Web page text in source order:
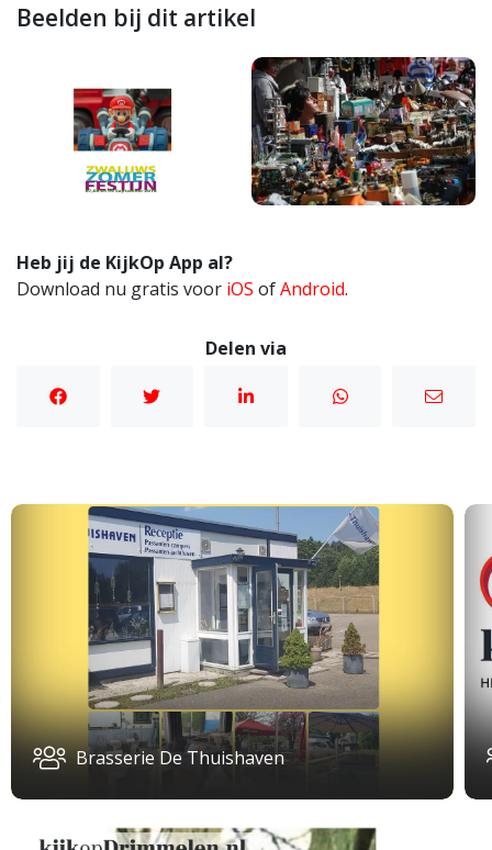
Beelden bij dit artikel
Heb jij de KijkOp App al?
Download nu gratis voor iOS ofAndroid.
Delen via
Brasserie De Thuishaven